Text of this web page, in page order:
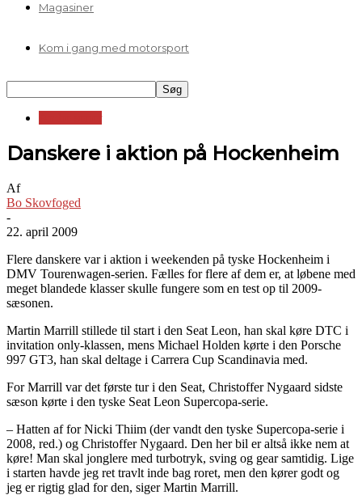
Magasiner
Kom i gang med motorsport
Danskere i aktion på Hockenheim
Af
Bo Skovfoged
-
22. april 2009
Flere danskere var i aktion i weekenden på tyske Hockenheim i
DMV Tourenwagen-serien. Fælles for flere af dem er, at løbene med
meget blandede klasser skulle fungere som en test op til 2009-
sæsonen.
Martin Marrill stillede til start i den Seat Leon, han skal køre DTC i
invitation only-klassen, mens Michael Holden kørte i den Porsche
997 GT3, han skal deltage i Carrera Cup Scandinavia med.
For Marrill var det første tur i den Seat, Christoffer Nygaard sidste
sæson kørte i den tyske Seat Leon Supercopa-serie.
– Hatten af for Nicki Thiim (der vandt den tyske Supercopa-serie i
2008, red.) og Christoffer Nygaard. Den her bil er altså ikke nem at
køre! Man skal jonglere med turbotryk, sving og gear samtidig. Lige
i starten havde jeg ret travlt inde bag roret, men den kører godt og
jeg er rigtig glad for den, siger Martin Marrill.